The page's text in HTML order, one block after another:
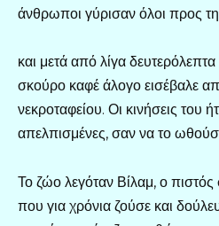
άνθρωποι γύρισαν όλοι προς
και μετά από λίγα
σκούρο καφέ άλογο εισέβαλε
νεκροταφείου. Οι κινήσεις του
απελπισμένες, σαν να το
Το ζώο λεγόταν Βίλαμ, ο
που για χρόνια ζούσε και